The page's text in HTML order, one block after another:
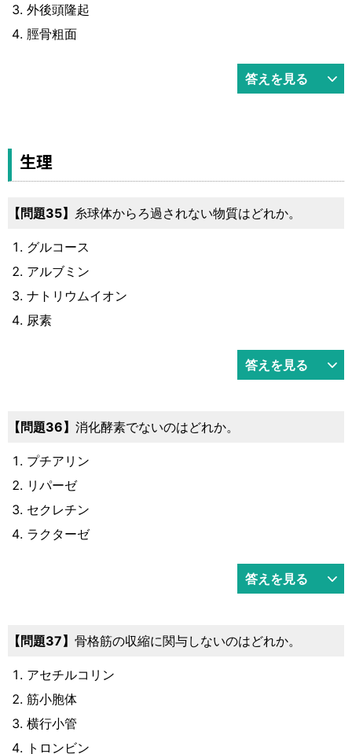
外後頭隆起
脛骨粗面
答えを見る
生理
35 糸球体からろ過されない物質はどれか。
グルコース
アルブミン
ナトリウムイオン
尿素
答えを見る
36 消化酵素でないのはどれか。
プチアリン
リパーゼ
セクレチン
ラクターゼ
答えを見る
37 骨格筋の収縮に関与しないのはどれか。
アセチルコリン
筋小胞体
横行小管
トロンビン